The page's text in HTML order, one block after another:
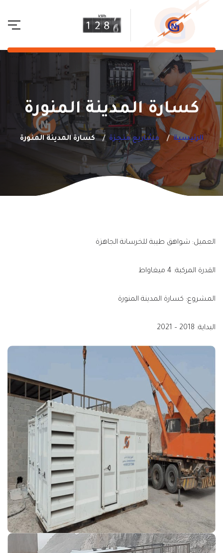
كسارة المدينة المنورة
الرئيسية مشاريع منجزة كسارة المدينة المنورة
العميل: شواهق طيبة للخرسانة الجاهزة
القدرة المركبة: 4 ميغاواط
المشروع: كسارة المدينة المنورة
البداية: 2018 – 2021